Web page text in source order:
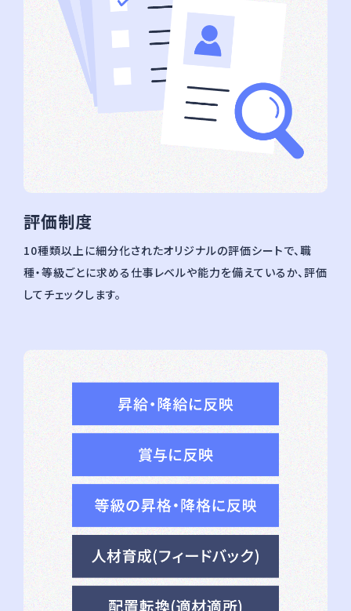
評価制度
10種類以上に細分化されたオリジナルの評価シートで、職
種・等級ごとに求める仕事レベルや能力を備えているか、評価
してチェックします。